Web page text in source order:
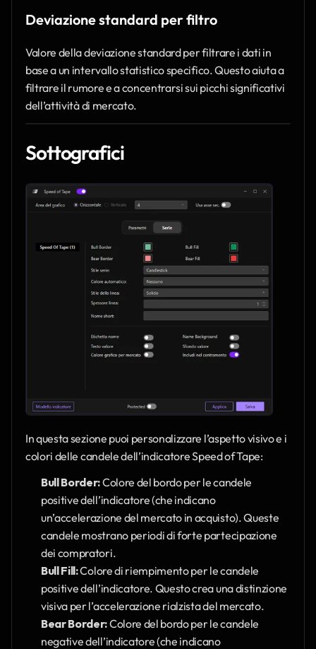
Deviazione standard per filtro
Valore della deviazione standard per filtrare i dati in
base a un intervallo statistico specifico. Questo aiuta a
filtrare il rumore e a concentrarsi sui picchi significativi
dell’attività di mercato.
Sottografici
In questa sezione puoi personalizzare l’aspetto visivo e i
colori delle candele dell’indicatore Speed of Tape:
Bull Border: Colore del bordo per le candele
positive dell’indicatore (che indicano
un’accelerazione del mercato in acquisto). Queste
candele mostrano periodi di forte partecipazione
dei compratori.
Bull Fill: Colore di riempimento per le candele
positive dell’indicatore. Questo crea una distinzione
visiva per l’accelerazione rialzista del mercato.
Bear Border: Colore del bordo per le candele
negative dell’indicatore (che indicano